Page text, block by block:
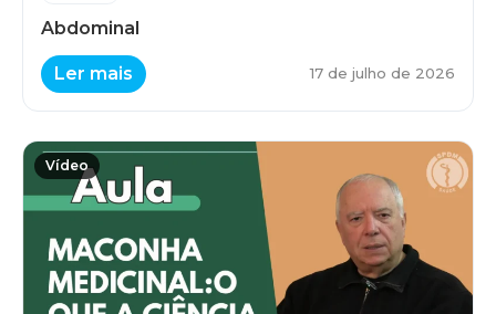
Abdominal
Ler mais 17 de julho de 2026
Vídeo